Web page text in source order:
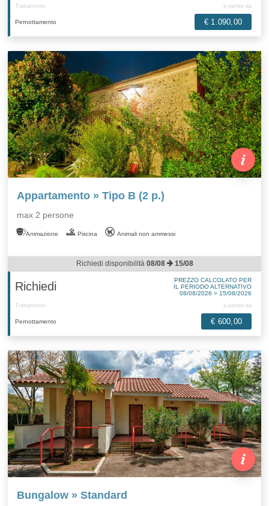
Trattamento a partire da
Pernottamento € 1.090,00
Appartamento » Tipo B (2 p.)
max 2 persone
Animazione Piscina Animali non ammessi
Richiedi disponibilità 08/08 15/08
Richiedi
PREZZO CALCOLATO PER
IL PERIODO ALTERNATIVO
08/08/2026 > 15/08/2026
Trattamento a partire da
Pernottamento € 600,00
Bungalow » Standard